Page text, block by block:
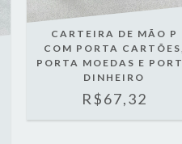
CARTEIRA DE MÃO P
COM PORTA CARTÕES,
PORTA MOEDAS E
DINHEIRO
R$67,32